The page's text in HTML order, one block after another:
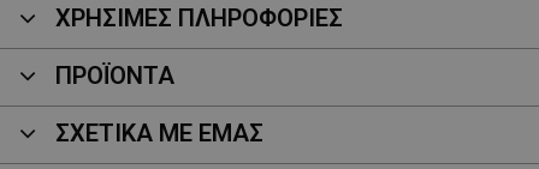
ΧΡΗΣΙΜΕΣ ΠΛΗΡΟΦΟΡΙΕΣ
ΠΡΟΪΌΝΤΑ
ΣΧΕΤΙΚΑ ΜΕ ΕΜΑΣ